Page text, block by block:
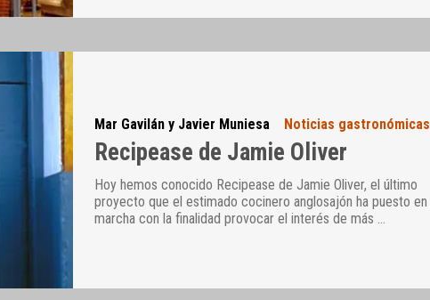
Mar Gavilán y Javier Muniesa Noticias gastronómicas
Recipease de Jamie Oliver
Hoy hemos conocido Recipease de Jamie Oliver, el último
proyecto que el estimado cocinero anglosajón ha puesto en
marcha con la finalidad provocar el interés de más …